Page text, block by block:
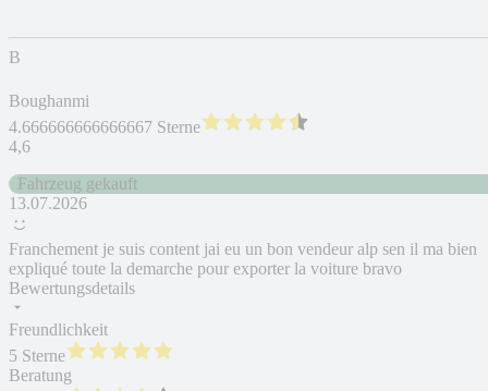
B
Boughanmi
4.666666666666667 Sterne
4,6
Fahrzeug gekauft
13.07.2026
Franchement je suis content jai eu un bon vendeur alp sen il ma bien
expliqué toute la demarche pour exporter la voiture bravo
Bewertungsdetails
Freundlichkeit
5 Sterne
Beratung